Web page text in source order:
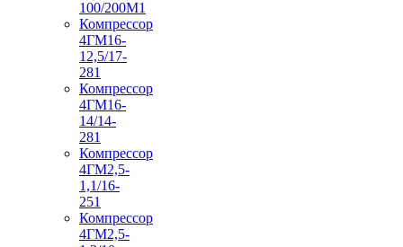
100/200М1
Компрессор
4ГМ16-
12,5/17-
281
Компрессор
4ГМ16-
14/14-
281
Компрессор
4ГМ2,5-
1,1/16-
251
Компрессор
4ГМ2,5-